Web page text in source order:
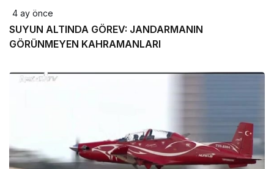
4 ay önce
SUYUN ALTINDA GÖREV: JANDARMANIN
GÖRÜNMEYEN KAHRAMANLARI